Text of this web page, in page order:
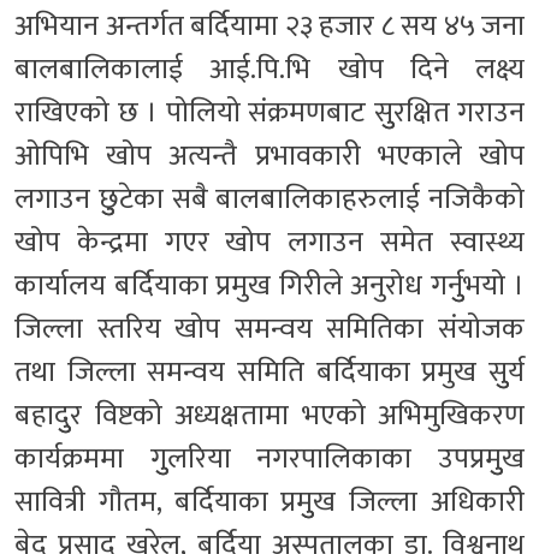
अभियान अन्तर्गत बर्दियामा २३ हजार ८ सय ४५ जना
बालबालिकालाई आई.पि.भि खोप दिने लक्ष्य
राखिएको छ । पोलियो संक्रमणबाट सुुरक्षित गराउन
ओपिभि खोप अत्यन्तै प्रभावकारी भएकाले खोप
लगाउन छुुटेका सबै बालबालिकाहरुलाई नजिकैको
खोप केन्द्रमा गएर खोप लगाउन समेत स्वास्थ्य
कार्यालय बर्दियाका प्रमुख गिरीले अनुरोध गर्नुुभयो ।
जिल्ला स्तरिय खोप समन्वय समितिका संयोजक
तथा जिल्ला समन्वय समिति बर्दियाका प्रमुख सुुर्य
बहादुुर विष्टको अध्यक्षतामा भएको अभिमुखिकरण
कार्यक्रममा गुुलरिया नगरपालिकाका उपप्रमुुख
सावित्री गौतम, बर्दियाका प्रमुुख जिल्ला अधिकारी